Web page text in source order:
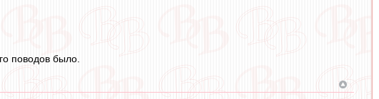
поводов было.